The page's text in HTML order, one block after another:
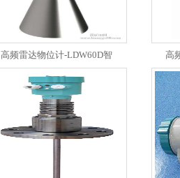
高频雷达物位计-LDW60D智 高